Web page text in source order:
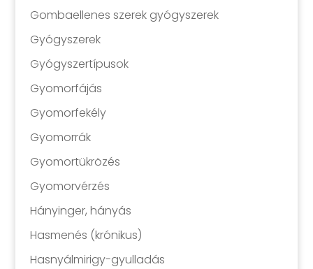
Gombaellenes szerek gyógyszerek
Gyógyszerek
Gyógyszertípusok
Gyomorfájás
Gyomorfekély
Gyomorrák
Gyomortükrözés
Gyomorvérzés
Hányinger, hányás
Hasmenés (krónikus)
Hasnyálmirigy-gyulladás